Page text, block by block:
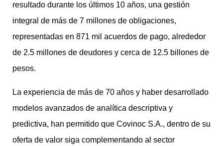
resultado durante los últimos 10 años, una gestión
integral de más de 7 millones de obligaciones,
representadas en 871 mil acuerdos de pago, alrededor
de 2.5 millones de deudores y cerca de 12.5 billones de
pesos.
La experiencia de más de 70 años y haber desarrollado
modelos avanzados de analítica descriptiva y
predictiva, han permitido que Covinoc S.A., dentro de su
oferta de valor siga complementando al sector